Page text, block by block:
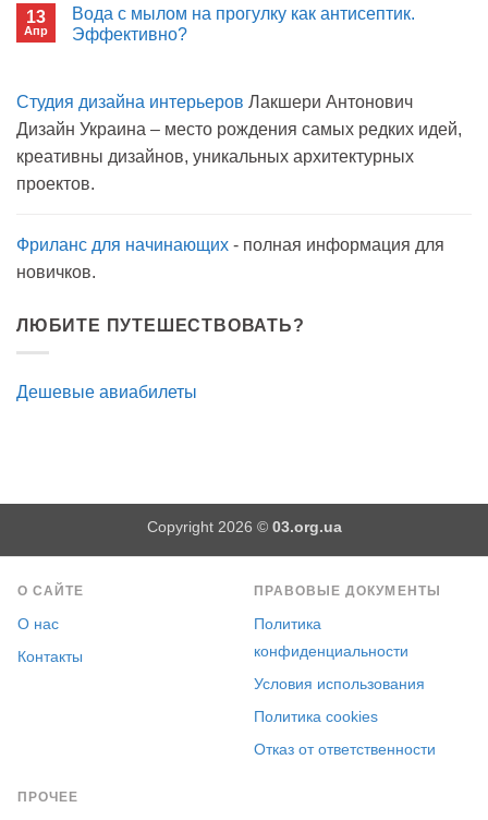
Пиво
можно
13
Апр
Вода с мылом на прогулку как антисептик.
Эффективно?
Вода
мылом
прогулку
антисептик.
Студия дизайна интерьеров Лакшери Антонович
Дизайн Украина – место рождения самых редких идей,
креативны дизайнов, уникальных архитектурных
проектов.
Фриланс для начинающих - полная информация для
новичков.
ЛЮБИТЕ ПУТЕШЕСТВОВАТЬ?
Дешевые авиабилеты
Copyright 2026 © 03.org.ua
О САЙТЕ
О нас
Контакты
ПРАВОВЫЕ ДОКУМЕНТЫ
Политика
конфиденциальности
Условия использования
Политика cookies
Отказ от ответственности
ПРОЧЕЕ